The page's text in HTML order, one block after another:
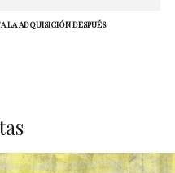
LA ADQUISICIÓN DESPUÉS